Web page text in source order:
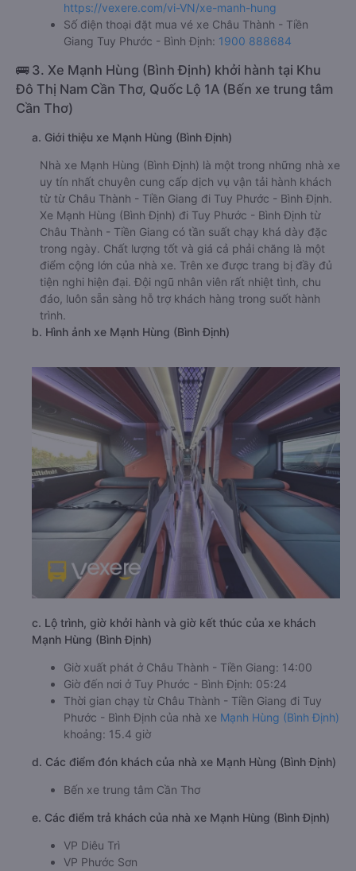
https://vexere.com/vi-VN/xe-manh-hung
Số điện thoại đặt mua vé xe Châu Thành - Tiền
Giang Tuy Phước - Bình Định: 1900 888684
🚌 3. Xe Mạnh Hùng (Bình Định) khởi hành tại Khu
Đô Thị Nam Cần Thơ, Quốc Lộ 1A (Bến xe trung tâm
Cần Thơ)
a. Giới thiệu xe Mạnh Hùng (Bình Định)
Nhà xe Mạnh Hùng (Bình Định) là một trong những nhà xe
uy tín nhất chuyên cung cấp dịch vụ vận tải hành khách
từ từ Châu Thành - Tiền Giang đi Tuy Phước - Bình Định.
Xe Mạnh Hùng (Bình Định) đi Tuy Phước - Bình Định từ
Châu Thành - Tiền Giang có tần suất chạy khá dày đặc
trong ngày. Chất lượng tốt và giá cả phải chăng là một
điểm cộng lớn của nhà xe. Trên xe được trang bị đầy đủ
tiện nghi hiện đại. Đội ngũ nhân viên rất nhiệt tình, chu
đáo, luôn sẵn sàng hỗ trợ khách hàng trong suốt hành
trình.
b. Hình ảnh xe Mạnh Hùng (Bình Định)
c. Lộ trình, giờ khởi hành và giờ kết thúc của xe khách
Mạnh Hùng (Bình Định)
Giờ xuất phát ở Châu Thành - Tiền Giang: 14:00
Giờ đến nơi ở Tuy Phước - Bình Định: 05:24
Thời gian chạy từ Châu Thành - Tiền Giang đi Tuy
Phước - Bình Định của nhà xe Mạnh Hùng (Bình Định)
khoảng: 15.4 giờ
d. Các điểm đón khách của nhà xe Mạnh Hùng (Bình Định)
Bến xe trung tâm Cần Thơ
e. Các điểm trả khách của nhà xe Mạnh Hùng (Bình Định)
VP Diêu Trì
VP Phước Sơn